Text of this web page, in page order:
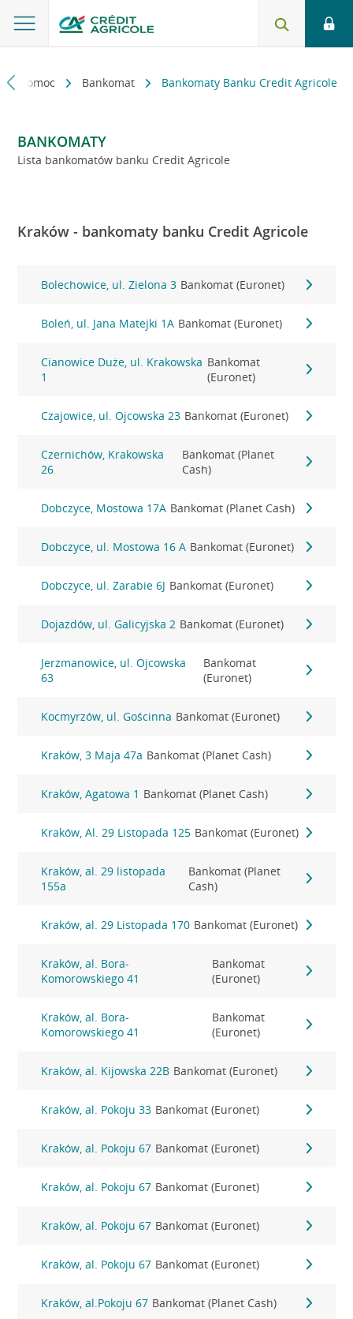
i pomoc Bankomat Bankomaty Banku Credit Agricole
BANKOMATY
Lista bankomatów banku Credit Agricole
Kraków - bankomaty banku Credit Agricole
Bolechowice, ul. Zielona 3 Bankomat (Euronet)
Boleń, ul. Jana Matejki 1A Bankomat (Euronet)
Cianowice Duże, ul. Krakowska
1
Bankomat
(Euronet)
Czajowice, ul. Ojcowska 23 Bankomat (Euronet)
Czernichów, Krakowska
26
Bankomat (Planet
Cash)
Dobczyce, Mostowa 17A Bankomat (Planet Cash)
Dobczyce, ul. Mostowa 16 A Bankomat (Euronet)
Dobczyce, ul. Zarabie 6J Bankomat (Euronet)
Dojazdów, ul. Galicyjska 2 Bankomat (Euronet)
Jerzmanowice, ul. Ojcowska
63
Bankomat
(Euronet)
Kocmyrzów, ul. Gościnna Bankomat (Euronet)
Kraków, 3 Maja 47a Bankomat (Planet Cash)
Kraków, Agatowa 1 Bankomat (Planet Cash)
Kraków, Al. 29 Listopada 125 Bankomat (Euronet)
Kraków, al. 29 listopada
155a
Bankomat (Planet
Cash)
Kraków, al. 29 Listopada 170 Bankomat (Euronet)
Kraków, al. Bora-
Komorowskiego 41
Bankomat
(Euronet)
Kraków, al. Bora-
Komorowskiego 41
Bankomat
(Euronet)
Kraków, al. Kijowska 22B Bankomat (Euronet)
Kraków, al. Pokoju 33 Bankomat (Euronet)
Kraków, al. Pokoju 67 Bankomat (Euronet)
Kraków, al. Pokoju 67 Bankomat (Euronet)
Kraków, al. Pokoju 67 Bankomat (Euronet)
Kraków, al. Pokoju 67 Bankomat (Euronet)
Kraków, al.Pokoju 67 Bankomat (Planet Cash)